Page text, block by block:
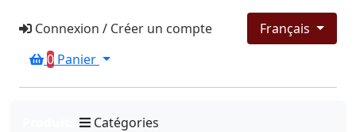
Connexion / Créer un compte
Français
0 Panier
Catégories